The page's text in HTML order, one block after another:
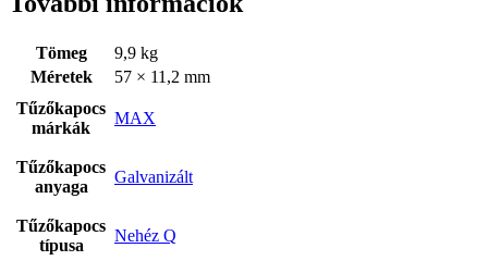
Tömeg
9,9 kg
Méretek
57 × 11,2 mm
Tűzőkapocs
márkák
MAX
Tűzőkapocs
anyaga
Galvanizált
Tűzőkapocs
típusa
Nehéz Q